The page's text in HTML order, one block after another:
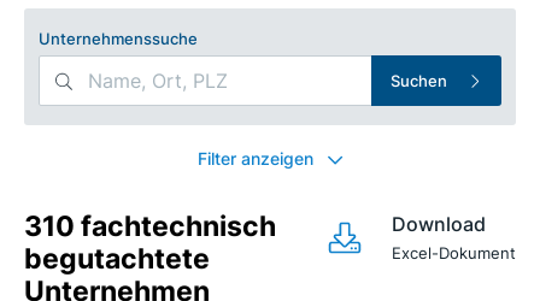
Unternehmenssuche
Suchen
Filter anzeigen
310 fachtechnisch
begutachtete
Unternehmen
Download
Excel-Dokument